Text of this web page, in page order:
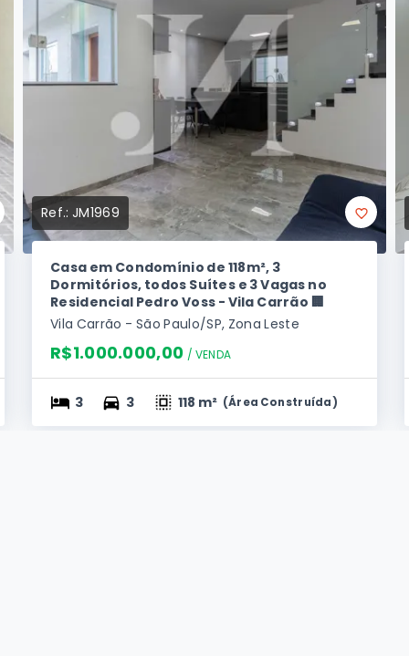
Ref.:JM1969
Casa em Condomínio de 118m², 3
Dormitórios, todos Suítes e 3 Vagas no
Residencial Pedro Voss - Vila Carrão 🏢
Vila Carrão - São Paulo/SP, Zona Leste
R$1.000.000,00 / VENDA
3 3 118 m² (Área Construída)